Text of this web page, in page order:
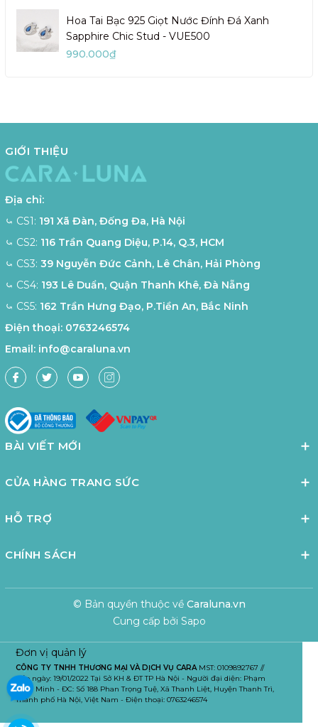
Hoa Tai Bạc 925 Giọt Nước Đính Đá Xanh
Sapphire Chic Stud - VUE500
990.000₫
GIỚI THIỆU
Địa chỉ:
⤿ CS1: 191 Xã Đàn, Đống Đa, Hà Nội
⤿ CS2: 116 Trần Quang Diệu, P.14, Q.3, HCM
⤿ CS3: 39 Nguyễn Đức Cảnh, Lê Chân, Hải Phòng
⤿ CS4: 193 Lê Duẩn, Quận Thanh Khê, Đà Nẵng
⤿ CS5: 162 Trần Hưng Đạo, P.Tiền An, Bắc Ninh
Điện thoại: 0763246574
Email: info@caraluna.vn
BÀI VIẾT MỚI
CỬA HÀNG TRANG SỨC
HỖ TRỢ
CHÍNH SÁCH
© Bản quyền thuộc về Caraluna.vn
Cung cấp bởi Sapo
Đơn vị quản lý
CÔNG TY TNHH THƯƠNG MẠI VÀ DỊCH VỤ CARAMST: 0109892767 //
Cấp ngày: 19/01/2022 Tại Sở KH & ĐT TP Hà Nội - Người đại diện: Phạm
Tuấn Minh - ĐC: Số 188 Phan Trọng Tuệ, Xã Thanh Liệt, Huyện Thanh Trì,
Thành phố Hà Nội, Việt Nam - Điện thoại: 0763246574